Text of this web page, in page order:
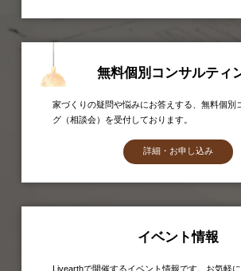
無料個別コンサルティ
家づくりの疑問や悩みにお答えする、無料個別
グ（相談会）を受付しております。
詳細・お申し込み
イベント情報
Livearthで開催するイベント情報です。お気軽